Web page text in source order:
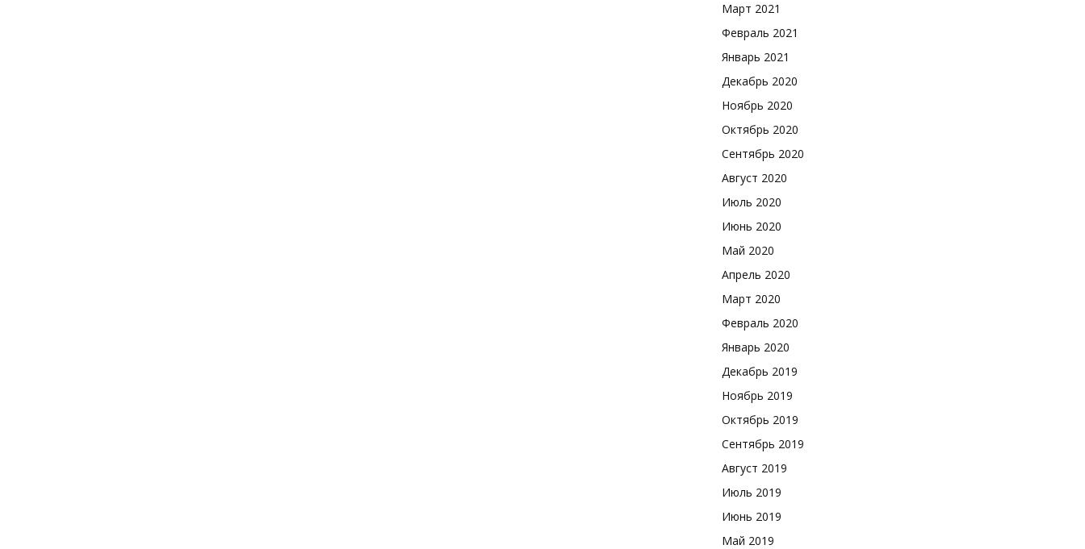
Март 2021
Февраль 2021
Январь 2021
Декабрь 2020
Ноябрь 2020
Октябрь 2020
Сентябрь 2020
Август 2020
Июль 2020
Июнь 2020
Май 2020
Апрель 2020
Март 2020
Февраль 2020
Январь 2020
Декабрь 2019
Ноябрь 2019
Октябрь 2019
Сентябрь 2019
Август 2019
Июль 2019
Июнь 2019
Май 2019